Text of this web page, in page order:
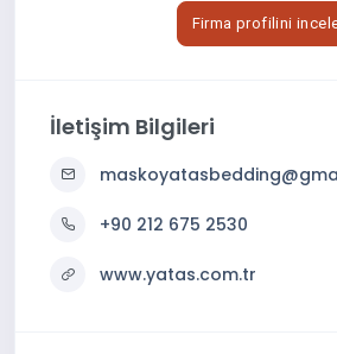
Firma profilini
İletişim Bilgileri
+90 212 675 2530
www.yatas.com.tr